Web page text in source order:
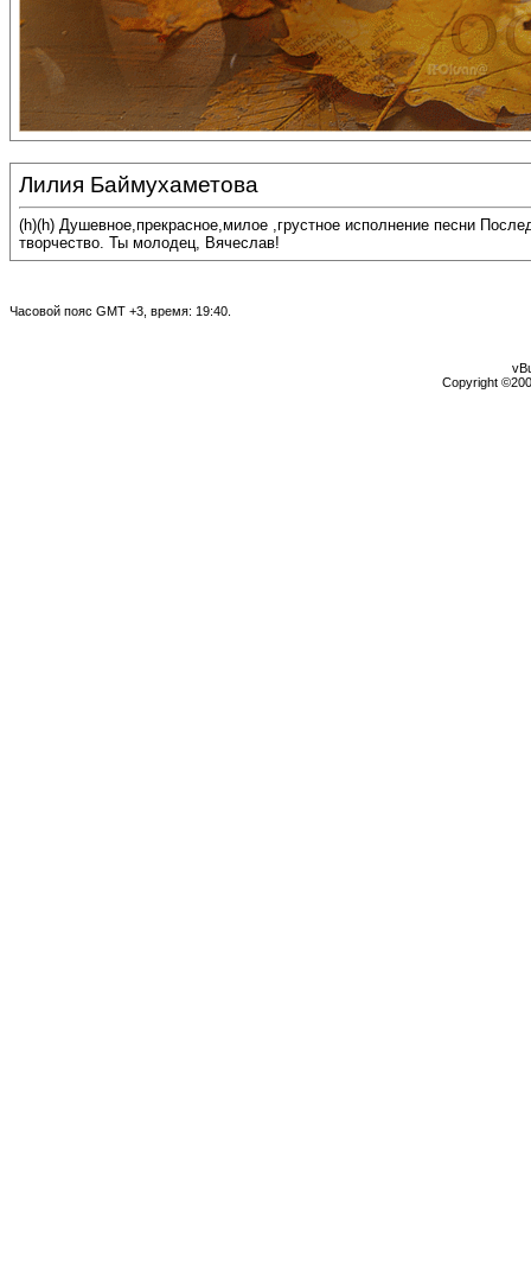
Лилия Баймухаметова
(h)(h) Душевное,прекрасное,милое ,грустное исполнение песни
творчество. Ты молодец, Вячеслав!
Часовой пояс GMT +3, время: 19:40
Copyright